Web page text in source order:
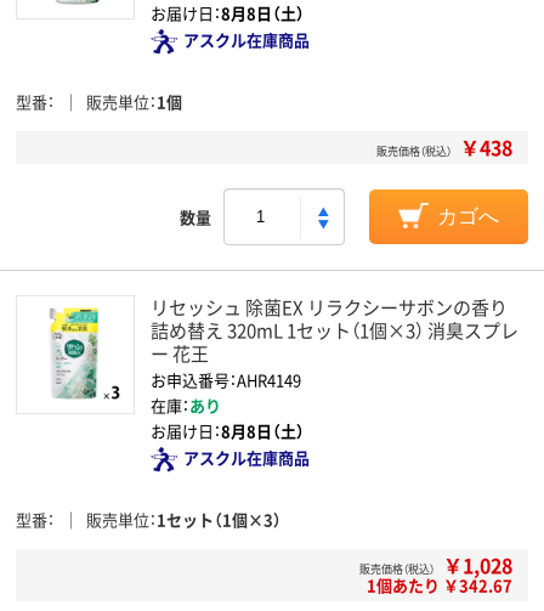
お届け日：8月8日（土）
アスクル在庫商品
型番 販売単位 1個
販売価格（税込） ￥438
数量 カゴへ
リセッシュ 除菌EX リラクシーサボンの香り
詰め替え 320mL 1セット（1個×3） 消臭スプレ
ー 花王
お申込番号：AHR4149
在庫：あり
お届け日：8月8日（土）
アスクル在庫商品
型番 販売単位 1セット（1個×3）
販売価格（税込） ￥1,028
1個あたり ￥342.67